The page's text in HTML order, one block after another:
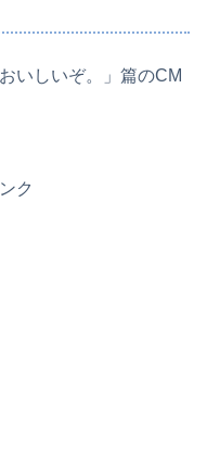
いしいぞ。」篇のCM
ク